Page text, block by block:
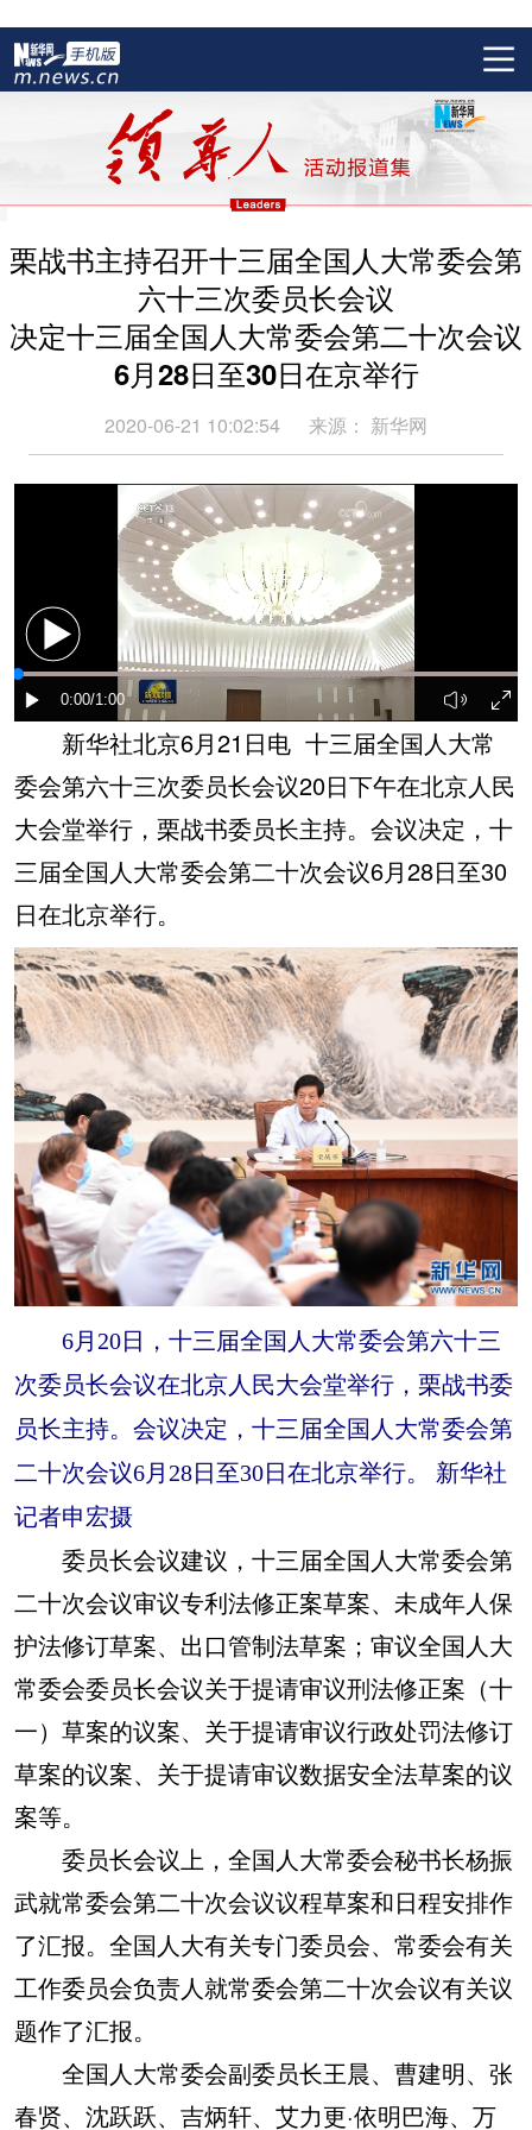
栗战书主持召开十三届全国人大常委会第
六十三次委员长会议
决定十三届全国人大常委会第二十次会议
6月28日至30日在京举行
2020-06-21 10:02:54 来源： 新华网
新华社北京6月21日电 十三届全国人大常
委会第六十三次委员长会议20日下午在北京人民
大会堂举行，栗战书委员长主持。会议决定，十
三届全国人大常委会第二十次会议6月28日至30
日在北京举行。
6月20日，十三届全国人大常委会第六十三
次委员长会议在北京人民大会堂举行，栗战书委
员长主持。会议决定，十三届全国人大常委会第
二十次会议6月28日至30日在北京举行。 新华社
记者申宏摄
委员长会议建议，十三届全国人大常委会第
二十次会议审议专利法修正案草案、未成年人保
护法修订草案、出口管制法草案；审议全国人大
常委会委员长会议关于提请审议刑法修正案（十
一）草案的议案、关于提请审议行政处罚法修订
草案的议案、关于提请审议数据安全法草案的议
案等。
委员长会议上，全国人大常委会秘书长杨振
武就常委会第二十次会议议程草案和日程安排作
了汇报。全国人大有关专门委员会、常委会有关
工作委员会负责人就常委会第二十次会议有关议
题作了汇报。
全国人大常委会副委员长王晨、曹建明、张
春贤、沈跃跃、吉炳轩、艾力更·依明巴海、万